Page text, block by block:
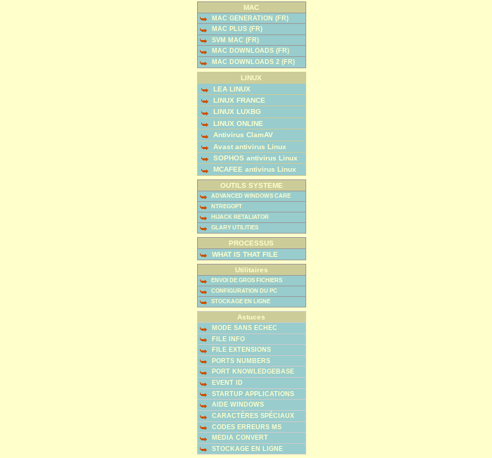
MAC
MAC GENERATION (FR)
MAC PLUS (FR)
SVM MAC (FR)
MAC DOWNLOADS (FR)
MAC DOWNLOADS 2 (FR)
LINUX
LEA LINUX
LINUX FRANCE
LINUX LUXBG
LINUX ONLINE
Antivirus ClamAV
Avast antivirus Linux
SOPHOS antivirus Linux
MCAFEE antivirus Linux
OUTILS SYSTEME
ADVANCED WINDOWS CARE
NTREGOPT
HIJACK RETALIATOR
GLARY UTILITIES
PROCESSUS
WHAT IS THAT FILE
Utilitaires
ENVOI DE GROS FICHIERS
CONFIGURATION DU PC
STOCKAGE EN LIGNE
Astuces
MODE SANS ECHEC
FILE INFO
FILE EXTENSIONS
PORTS NUMBERS
PORT KNOWLEDGEBASE
EVENT ID
STARTUP APPLICATIONS
AIDE WINDOWS
CARACTÈRES SPÉCIAUX
CODES ERREURS MS
MEDIA CONVERT
STOCKAGE EN LIGNE